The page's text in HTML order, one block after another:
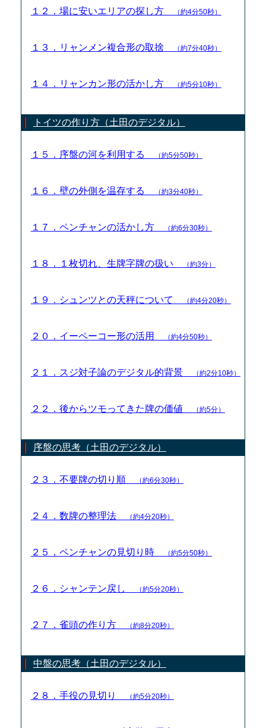
１２．場に安いエリアの探し方 （約4分50秒）
１３．リャンメン複合形の取捨 （約7分40秒）
１４．リャンカン形の活かし方 （約5分10秒）
トイツの作り方（土田のデジタル）
１５．序盤の河を利用する （約5分50秒）
１６．壁の外側を温存する （約3分40秒）
１７．ペンチャンの活かし方 （約6分30秒）
１８．１枚切れ、生牌字牌の扱い （約3分）
１９．シュンツとの天秤について （約4分20秒）
２０．イーペーコー形の活用 （約4分50秒）
２１．スジ対子論のデジタル的背景 （約2分10秒）
２２．後からツモってきた牌の価値 （約5分）
序盤の思考（土田のデジタル）
２３．不要牌の切り順 （約6分30秒）
２４．数牌の整理法 （約4分20秒）
２５．ペンチャンの見切り時 （約5分50秒）
２６．シャンテン戻し （約5分20秒）
２７．雀頭の作り方 （約8分20秒）
中盤の思考（土田のデジタル）
２８．手役の見切り （約5分20秒）